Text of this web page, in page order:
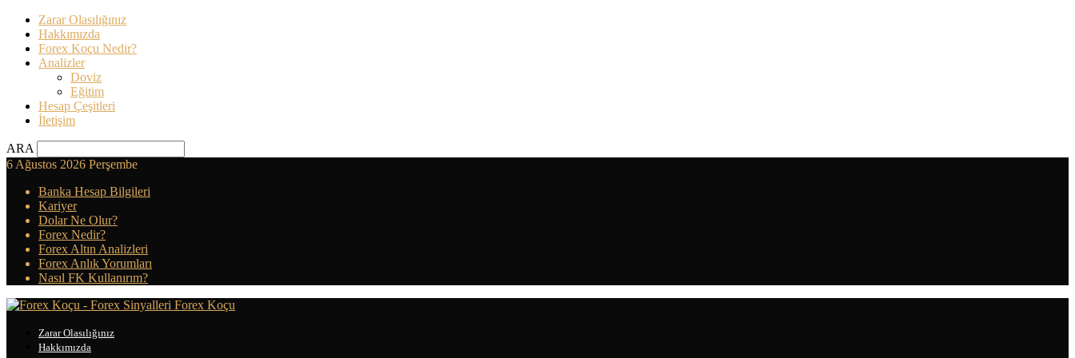
Zarar Olasılığınız
Hakkımızda
Forex Koçu Nedir?
Analizler
Doviz
Eğitim
Hesap Çeşitleri
İletişim
ARA
6 Ağustos 2026 Perşembe
Banka Hesap Bilgileri
Kariyer
Dolar Ne Olur?
Forex Nedir?
Forex Altın Analizleri
Forex Anlık Yorumları
Nasıl FK Kullanırım?
Forex Koçu
Zarar Olasılığınız
Hakkımızda